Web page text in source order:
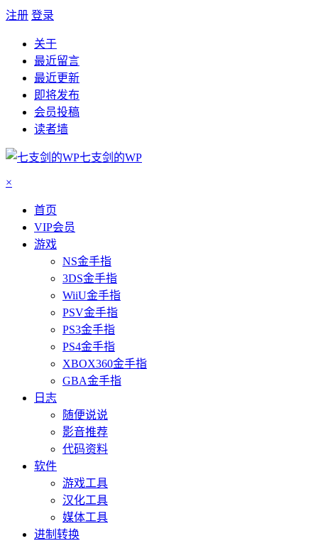
注册 登录
关于
最近留言
最近更新
即将发布
会员投稿
读者墙
七支剑的WP
×
首页
VIP会员
游戏
NS金手指
3DS金手指
WiiU金手指
PSV金手指
PS3金手指
PS4金手指
XBOX360金手指
GBA金手指
日志
随便说说
影音推荐
代码资料
软件
游戏工具
汉化工具
媒体工具
进制转换